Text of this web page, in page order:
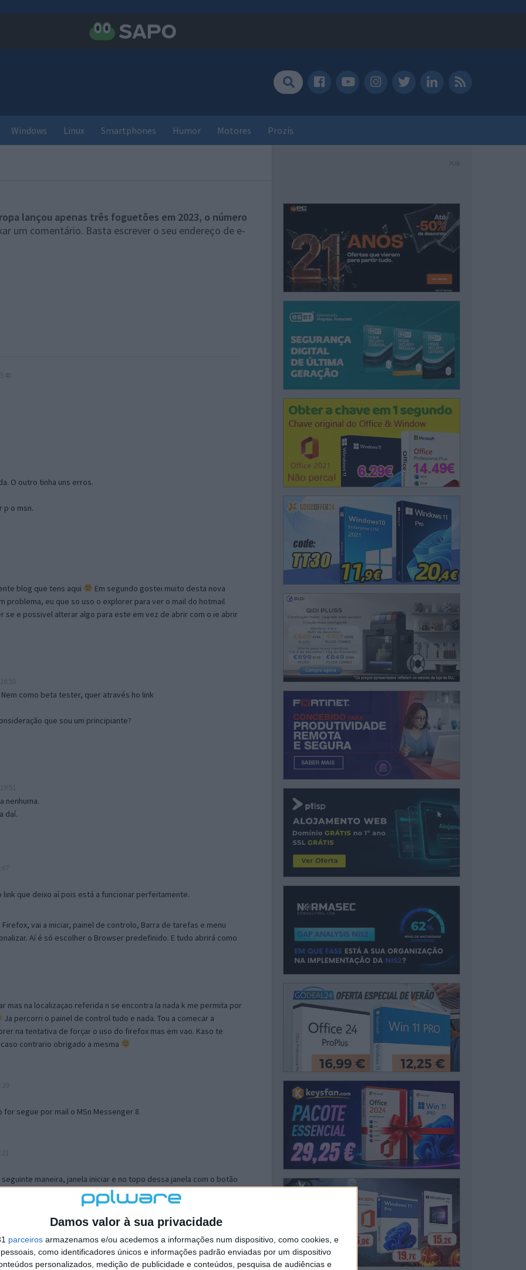
Damos valor à sua privacidade
parceiros armazenamos e/ou acedemos a informações num dispositivo, como cookies, e
como identificadores únicos e informações padrão enviadas por um dispositivo
personalizados, medição de publicidade e conteúdos, pesquisa de audiências e
Windows Linux Smartphones Humor Motores Prozis
lançou apenas três foguetões em 2023, o número
um comentário. Basta escrever o seu endereço de e-
O outro tinha uns erros.
p o msn.
blog que tens aqui
Em segundo gostei muito desta nova
problema, eu que so uso o explorer para ver o mail do hotmail
se e possivel alterar algo para este em vez de abrir com o ie abrir
como beta tester, quer através ho link
que sou um principiante?
nenhuma.
daí.
que deixo aí pois está a funcionar perfeitamente.
vai a iniciar, painel de controlo, Barra de tarefas e menu
Aí é só escolher o Browser predefinido. E tudo abrirá como
mas na localizaçao referida n se encontra la nada k me permita por
Ja percorri o painel de control tudo e nada. Tou a comecar a
na tentativa de forçar o uso do firefox mas em vao. Kaso te
contrario obrigado a mesma
for segue por mail o MSn Messenger 8.
maneira, janela iniciar e no topo dessa janela com o botão
separador Menu ‘Iniciar’ clica no botão ‘Personalizar’ aí
escolheres o Browser com que queres navegar e o gestor de
ao teu Firefox e nas ferramentas ou tools escolhes ‘Opções’ ou
e logo perto do fim encontras um local para colocares um visto
é o browser predefinido.
PUB